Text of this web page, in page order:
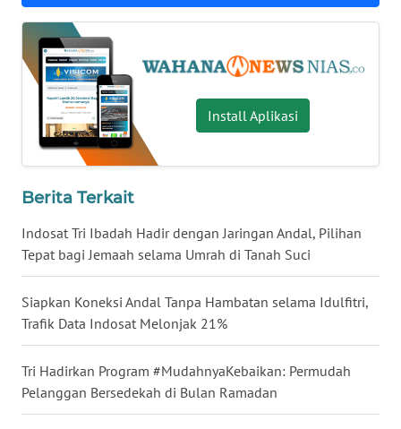
Install Aplikasi
Berita Terkait
Indosat Tri Ibadah Hadir dengan Jaringan Andal, Pilihan
Tepat bagi Jemaah selama Umrah di Tanah Suci
Siapkan Koneksi Andal Tanpa Hambatan selama Idulfitri,
Trafik Data Indosat Melonjak 21%
Tri Hadirkan Program #MudahnyaKebaikan: Permudah
Pelanggan Bersedekah di Bulan Ramadan
WN
KALSEL
WN
KALTIM
WN
WN
GORONTALO
WN
SULUT
WN
MALUKU